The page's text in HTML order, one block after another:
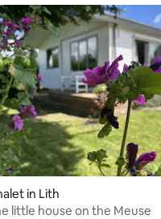
rating, 99 reviews
in Lith
little house on the Meuse